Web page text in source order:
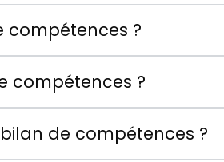
compétences ?
compétences ?
de compétences ?